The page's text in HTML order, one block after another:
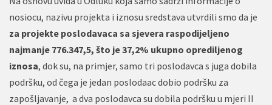
nosiocu, nazivu projekta i iznosu sredstava utvrdili smo da je
za projekte poslodavaca sa sjevera raspodijeljeno
najmanje 776.347,5, što je 37,2% ukupno oprediljenog
iznosa, dok su, na primjer, samo tri poslodavca s juga dobila
podršku, od čega je jedan poslodaac dobio podršku za
zapošljavanje, a dva poslodavca su dobila podršku u mjeri II